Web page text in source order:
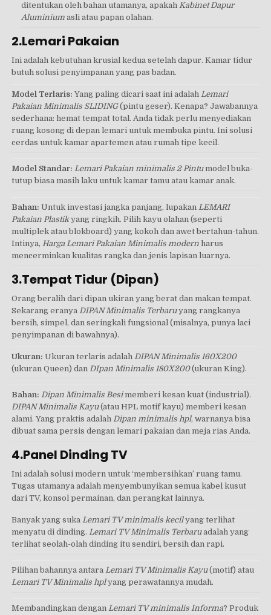
ditentukan oleh bahan utamanya, apakah Kabinet Dapur
Aluminiumasli atau papan olahan.
2.Lemari Pakaian
Ini adalah kebutuhan krusial kedua setelah dapur. Kamar tidur
butuh solusi penyimpanan yang pas badan.
Model Terlaris: Yang paling dicari saat ini adalahLemari
Pakaian Minimalis SLIDING(pintu geser). Kenapa? Jawabannya
sederhana: hemat tempat total. Anda tidak perlu menyediakan
ruang kosong di depan lemari untuk membuka pintu. Ini solusi
cerdas untuk kamar apartemen atau rumah tipe kecil.
Model Standar: Lemari Pakaian minimalis 2 Pintumodel buka-
tutup biasa masih laku untuk kamar tamu atau kamar anak.
Bahan: Untuk investasi jangka panjang, lupakan LEMARI
Pakaian Plastikyang ringkih. Pilih kayu olahan (seperti
multiplek atau blokboard) yang kokoh dan awet bertahun-tahun.
Intinya, Harga Lemari Pakaian Minimalis modern harus
mencerminkan kualitas rangka dan jenis lapisan luarnya.
3.Tempat Tidur (Dipan)
Orang beralih dari dipan ukiran yang berat dan makan tempat.
Sekarang eranya DIPAN Minimalis Terbaruyang rangkanya
bersih, simpel, dan seringkali fungsional (misalnya, punya laci
penyimpanan di bawahnya).
Ukuran: Ukuran terlaris adalah DIPAN Minimalis 160X200
(ukuran Queen) dan DIpan Minimalis 180X200(ukuran King).
Bahan: Dipan Minimalis Besimemberi kesan kuat (industrial).
DIPAN Minimalis Kayu(atau HPL motif kayu) memberi kesan
alami. Yang praktis adalah Dipan minimalis hpl, warnanya bisa
dibuat sama persis dengan lemari pakaian dan meja rias Anda.
4.Panel Dinding TV
Ini adalah solusi modern untuk ‘membersihkan’ ruang tamu.
Tugas utamanya adalah menyembunyikan semua kabel kusut
dari TV, konsol permainan, dan perangkat lainnya.
Banyak yang suka Lemari TV minimalis kecilyang terlihat
menyatu di dinding. Lemari TV Minimalis Terbaruadalah yang
terlihat seolah-olah dinding itu sendiri, bersih dan rapi.
Pilihan bahannya antara Lemari TV Minimalis Kayu(motif) atau
Lemari TV Minimalis hplyang perawatannya mudah.
Membandingkan denganLemari TV minimalis Informa? Produk